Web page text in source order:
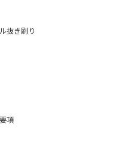
～2023年 オリコン
2025』2024年9月、
調べ
い2025』朝日新聞出版
方の「命数」を調べ
抜き刷り
項